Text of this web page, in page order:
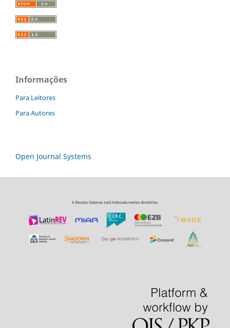
Informações
Para Leitores
Para Autores
Open Journal Systems